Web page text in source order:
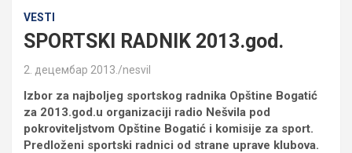
VESTI
SPORTSKI RADNIK 2013.god.
2. децембар 2013. nesvil
Izbor za najboljeg sportskog radnika Opštine Bogatić
za 2013.god.u organizaciji radio Nešvila pod
pokroviteljstvom Opštine Bogatić i komisije za sport.
Predloženi sportski radnici od strane uprave klubova.